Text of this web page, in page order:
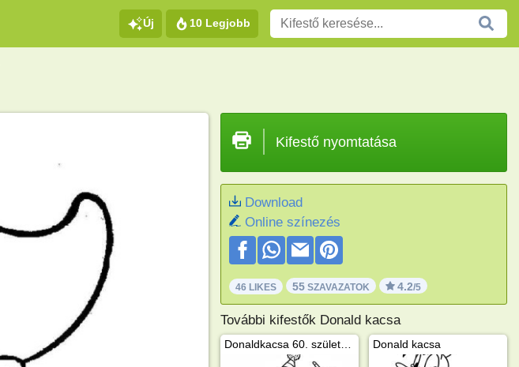
Új 10 Legjobb
Kifestő nyomtatása
Download
Online színezés
46 LIKES 55SZAVAZATOK 4.2/5
További kifestők Donald kacsa
Donaldkacsa 60. születésnapja Donald kacsa